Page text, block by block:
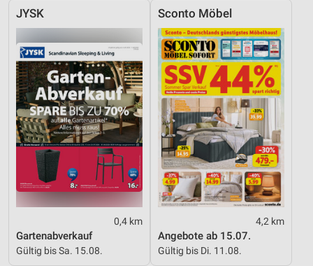
JYSK
0,4 km
Gartenabverkauf
Gültig bis Sa. 15.08.
Sconto Möbel
4,2 km
Angebote ab 15.07.
Gültig bis Di. 11.08.